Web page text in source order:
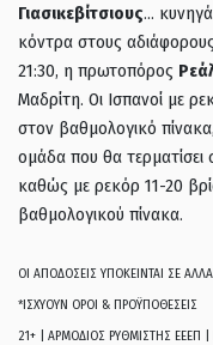
Γιασικεβίτσιους…
κόντρα στους
21:30, η πρωτοπόρος
Μαδρίτη. Οι Ισπανοί με
στον βαθμολογικό
ομάδα που θα τερματίσει
καθώς με ρεκόρ 11-20
βαθμολογικού πίνακα.
ΟΙ ΑΠΟΔΟΣΕΙΣ ΥΠΟΚΕΙΝΤΑΙ ΣΕ
*ΙΣΧΥΟΥΝ ΟΡΟΙ & ΠΡΟΫΠΟΘΕΣΕΙΣ
21+ | ΑΡΜΟΔΙΟΣ ΡΥΘΜΙΣΤΗΣ ΕΕΕΠ